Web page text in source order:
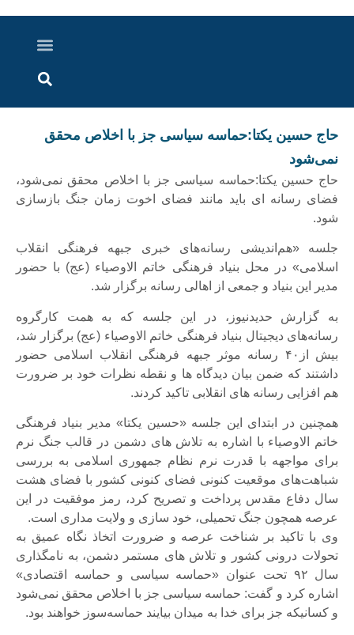
حاج حسین یکتا:حماسه سیاسی جز با اخلاص محقق
نمی‌شود
حاج حسین یکتا:حماسه سیاسی جز با اخلاص محقق نمی‌شود،
فضای رسانه ای باید مانند فضای اخوت زمان جنگ بازسازی
شود.
جلسه «هم‌اندیشی رسانه‌های خبری جبهه‌ فرهنگی انقلاب
اسلامی» در محل بنیاد فرهنگی خاتم الاوصیاء (عج) با حضور
مدیر این بنیاد و جمعی از اهالی رسانه برگزار شد.
به گزارش حدیدنیوز، در این جلسه که به همت کارگروه
رسانه‌های دیجیتال بنیاد فرهنگی خاتم الاوصیاء (عج) برگزار شد،
بیش از۴۰ رسانه موثر جبهه فرهنگی انقلاب اسلامی حضور
داشتند که ضمن بیان دیدگاه ها و نقطه نظرات خود بر ضرورت
هم افزایی رسانه های انقلابی تاکید کردند.
همچنین در ابتدای این جلسه «حسین یکتا» مدیر بنیاد فرهنگی
خاتم الاوصیاء با اشاره به تلاش های دشمن در قالب جنگ نرم
برای مواجهه با قدرت نرم نظام جمهوری اسلامی به بررسی
شباهت‌های موقعیت کنونی فضای کنونی کشور با فضای هشت
سال دفاع مقدس پرداخت و تصریح کرد، رمز موفقیت در این
عرصه همچون جنگ تحمیلی، خود سازی و ولایت مداری است.
وی با تاکید بر شناخت عرصه و ضرورت اتخاذ نگاه عمیق به
تحولات درونی کشور و تلاش های مستمر دشمن، به نامگذاری
سال ۹۲ تحت عنوان «حماسه سیاسی و حماسه اقتصادی»
اشاره کرد و گفت: حماسه سیاسی جز با اخلاص محقق نمی‌شود
و کسانیکه جز برای خدا به میدان بیایند حماسه‌سوز خواهند بود.